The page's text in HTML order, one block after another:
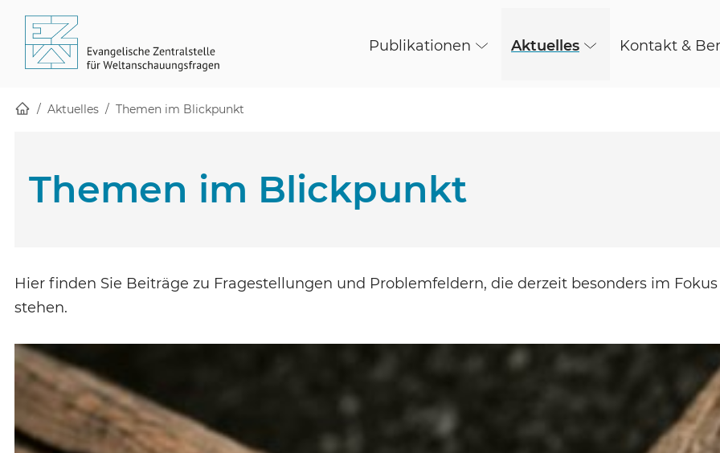
Skip to main content
Publikationen
Aktuelles Kontakt &
Aktuelles Themen im Blickpunkt
Themen im Blickpunkt
Hier finden Sie Beiträge zu Fragestellungen und Problemfeldern, die derzeit besonders im
stehen.
(öffnet in einem neuen Fenster)